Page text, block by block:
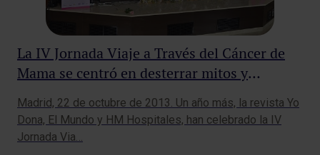
La IV Jornada Viaje a Través del Cáncer de
Mama se centró en desterrar mitos y
Madrid, 22 de octubre de 2013. Un año más, la revista Yo
Dona, El Mundo y HM Hospitales, han celebrado la IV
Jornada Via…